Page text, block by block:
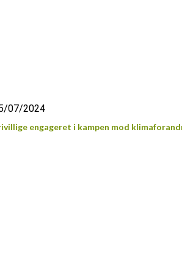
07/2024
engageret i kampen mod